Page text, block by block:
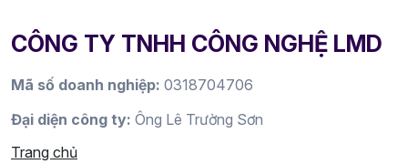
CÔNG TY TNHH CÔNG NGHỆ LMD
Mã số doanh nghiệp: 0318704706
Đại diện công ty: Ông Lê Trường Sơn
Trang chủ